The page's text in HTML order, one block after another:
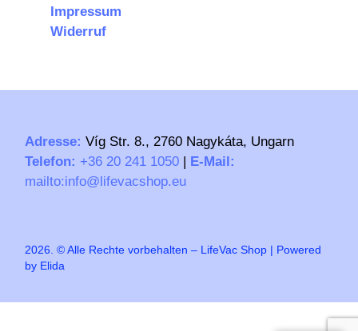
Impressum
Widerruf
Adresse: Víg Str. 8., 2760 Nagykáta, Ungarn
Telefon: +36 20 241 1050 | E-Mail:
mailto:info@lifevacshop.eu
2026. © Alle Rechte vorbehalten – LifeVac Shop | Powered
by Elida